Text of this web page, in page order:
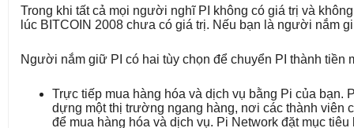
Trong khi tất cả mọi người nghĩ PI không có giá trị và
lúc BITCOIN 2008 chưa có giá trị. Nếu bạn là người nắm
Người nắm giữ PI có hai tùy chọn để chuyển PI thành tiền
Trực tiếp mua hàng hóa và dịch vụ bằng Pi của bạn.
dựng một thị trường ngang hàng, nơi các thành viên
để mua hàng hóa và dịch vụ. Pi Network đặt mục